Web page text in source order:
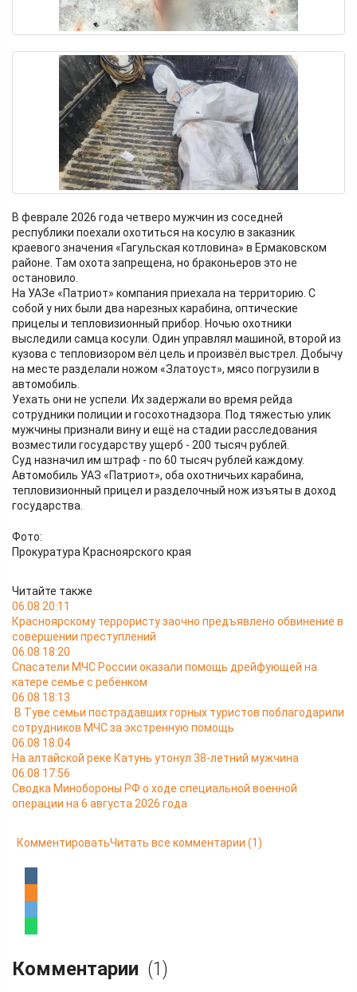
В феврале 2026 года четверо мужчин из соседней
республики поехали охотиться на косулю в заказник
краевого значения «Гагульская котловина» в Ермаковском
районе. Там охота запрещена, но браконьеров это не
остановило.
На УАЗе «Патриот» компания приехала на территорию. С
собой у них были два нарезных карабина, оптические
прицелы и тепловизионный прибор. Ночью охотники
выследили самца косули. Один управлял машиной, второй из
кузова с тепловизором вёл цель и произвёл выстрел. Добычу
на месте разделали ножом «Златоуст», мясо погрузили в
автомобиль.
Уехать они не успели. Их задержали во время рейда
сотрудники полиции и госохотнадзора. Под тяжестью улик
мужчины признали вину и ещё на стадии расследования
возместили государству ущерб - 200 тысяч рублей.
Суд назначил им штраф - по 60 тысяч рублей каждому.
Автомобиль УАЗ «Патриот», оба охотничьих карабина,
тепловизионный прицел и разделочный нож изъяты в доход
государства.
Фото:
Прокуратура Красноярского края
Читайте также
06.08 20:11
Красноярскому террористу заочно предъявлено обвинение в
совершении преступлений
06.08 18:20
Спасатели МЧС России оказали помощь дрейфующей на
катере семье с ребёнком
06.08 18:13
В Туве семьи пострадавших горных туристов поблагодарили
сотрудников МЧС за экстренную помощь
06.08 18:04
На алтайской реке Катунь утонул 38-летний мужчина
06.08 17:56
Сводка Минобороны РФ о ходе специальной военной
операции на 6 августа 2026 года
КомментироватьЧитать все комментарии (1)
Комментарии (1)